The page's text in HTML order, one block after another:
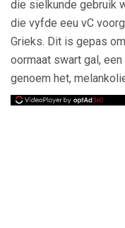
die sielkunde gebruik
die vyfde eeu vC
Grieks. Dit is gepas
oormaat swart gal,
genoem het,